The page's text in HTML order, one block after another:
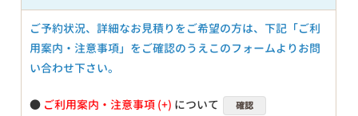
ご予約状況、詳細なお見積りをご希望の方は、下記「ご利
用案内・注意事項」をご確認のうえこのフォームよりお問
い合わせ下さい。
● ご利用案内・注意事項 について 確認